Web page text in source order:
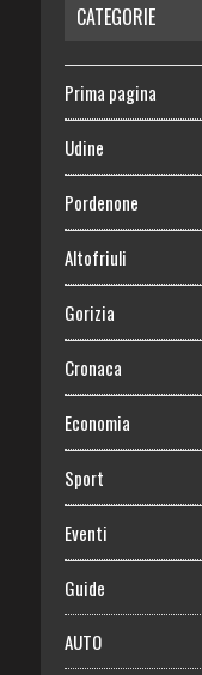
CATEGORIE
Prima pagina
Udine
Pordenone
Altofriuli
Gorizia
Cronaca
Economia
Sport
Eventi
Guide
AUTO